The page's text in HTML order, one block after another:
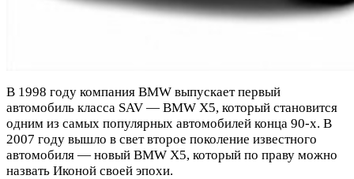
В 1998 году компания BMW выпускает первый
автомобиль класса SAV — BMW X5, который становится
одним из самых популярных автомобилей конца 90-х. В
2007 году вышло в свет второе поколение известного
автомобиля — новый BMW X5, который по праву можно
назвать Иконой своей эпохи.